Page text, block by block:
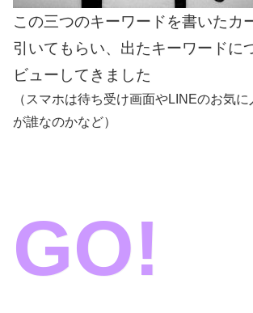
この三つのキーワードを書いたカ
引いてもらい、出たキーワードに
ビューしてきました
（スマホは待ち受け画面やLINEのお気
が誰なのかなど）
GO!